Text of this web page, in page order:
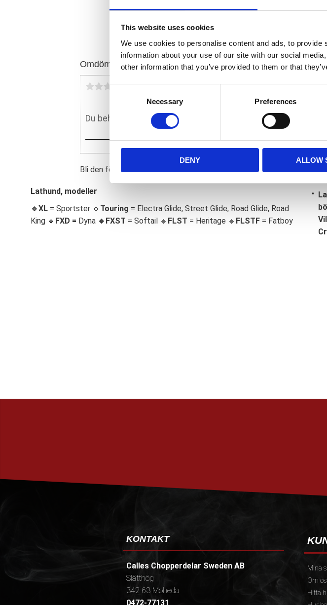
This website uses cookies
We use cookies to personalise content and ads, to
information about your use of our site with our social
other information that you’ve provided to them or that
C
S
e
e
c
Necessary Preferences
DENY ALLOW
Omdömen
Du
Bli den första att lämna ett omdöme.
Lathund, modeller
🔹XL = Sportster 🔹 Touring = Electra Glide, Street Glide, Road Glide, Road
King 🔹 FXD = Dyna 🔹 FXST = Softail 🔹 FLST = Heritage 🔹 FLSTF = Fatboy
KONTAKT
Calles Chopperdelar Sweden AB
Slätthög
342 63 Moheda
0472-77131
Mina
Om
Hitta